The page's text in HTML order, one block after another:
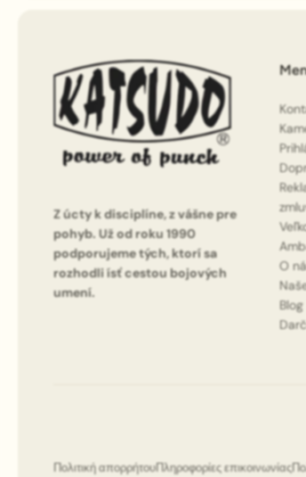
Z úcty k disciplíne, z vášne pre
pohyb. Už od roku 1990
podporujeme tých, ktorí sa
rozhodli ísť cestou bojových
umení.
O
Blog
Πολιτική απορρήτουΠληροφορίες επικοινωνίας